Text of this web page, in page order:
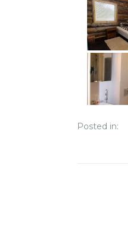
Posted in: